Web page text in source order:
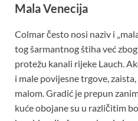
Mala Venecija
Colmar često nosi naziv i
tog šarmantnog štiha već
protežu kanali rijeke Lauch.
i male povijesne trgove,
malom. Gradić je prepun
kuće obojane su u različitim